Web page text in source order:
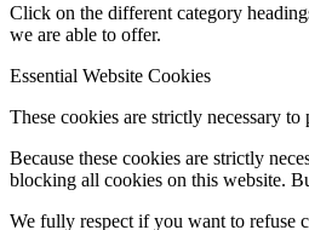
Click on the different category
we are able to offer.
Essential Website Cookies
These cookies are strictly necessary
Because these cookies are strictly
blocking all cookies on this website.
We fully respect if you want to refuse